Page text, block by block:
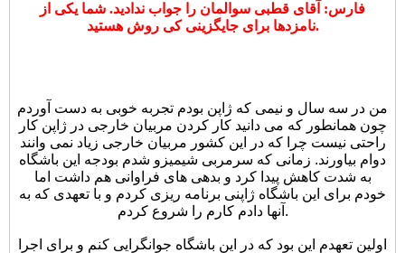
فارس: آقای قطبی سوالمان را جواب ندادید. شما یکی از
نامزدها برای جایگزینی کی روش هستید.
من در سه سال و نیمی که ژاپن بودم تجربه خوبی به دست آوردم
چون همانطور که می دانید کار کردن مربیان خارجی در ژاپن کار
راحتی نیست چرا که در این کشور مربیان خارجی زیاد نمی وانند
دوام بیاورند. زمانی که سرمربی شیمیزو شدم بودجه این باشگاه
به شدت کاهش پیدا کرد و بدهی های فراوانی هم داشت اما
خودم برای این باشگاه ژاپنی برنامه ریزی کردم و با تعهدی که به
آنها دادم کارم را شروع کردم.
اولین تعهدم این بود که در این باشگاه جوانگرایی کنم و برای اجرا